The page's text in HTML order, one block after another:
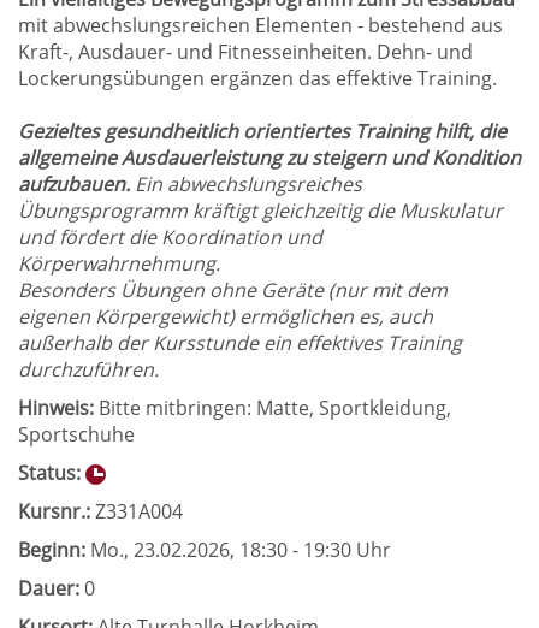
mit abwechslungsreichen Elementen - bestehend aus
Kraft-, Ausdauer- und Fitnesseinheiten. Dehn- und
Lockerungsübungen ergänzen das effektive Training.
Gezieltes gesundheitlich orientiertes Training hilft, die
allgemeine Ausdauerleistung zu steigern und Kondition
aufzubauen. Ein abwechslungsreiches
Übungsprogramm kräftigt gleichzeitig die Muskulatur
und fördert die Koordination und
Körperwahrnehmung.
Besonders Übungen ohne Geräte (nur mit dem
eigenen Körpergewicht) ermöglichen es, auch
außerhalb der Kursstunde ein effektives Training
durchzuführen.
Hinweis: Bitte mitbringen: Matte, Sportkleidung,
Sportschuhe
Status:
Kursnr.:Z331A004
Beginn: Mo., 23.02.2026, 18:30 - 19:30 Uhr
Dauer:0